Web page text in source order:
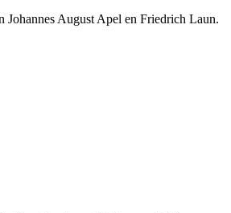
Johannes August Apel en Friedrich Laun.